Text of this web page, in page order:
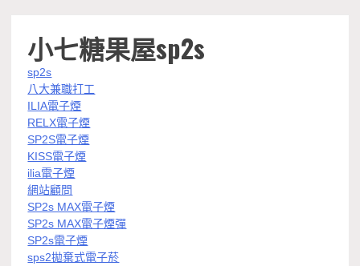
小七糖果屋sp2s
sp2s
八大兼職打工
ILIA電子煙
RELX電子煙
SP2S電子煙
KISS電子煙
ilia電子煙
網站顧問
SP2s MAX電子煙
SP2s MAX電子煙彈
SP2s電子煙
sps2拋棄式電子菸